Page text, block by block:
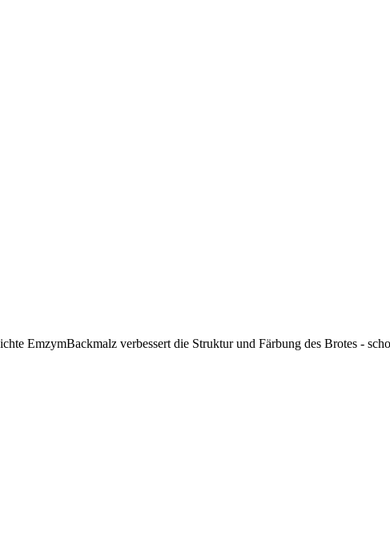
EmzymBackmalz verbessert die Struktur und Färbung des Brotes -